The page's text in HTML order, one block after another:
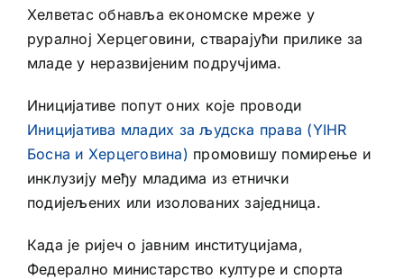
Хелветас обнавља економске мреже у
руралној Херцеговини, стварајући прилике за
младе у неразвијеним подручјима.
Иницијативе попут оних које проводи
Иницијатива младих за људска права (YIHR
Босна и Херцеговина) промовишу помирење и
инклузију међу младима из етнички
подијељених или изолованих заједница.
Када је ријеч о јавним институцијама,
Федерално министарство културе и спорта